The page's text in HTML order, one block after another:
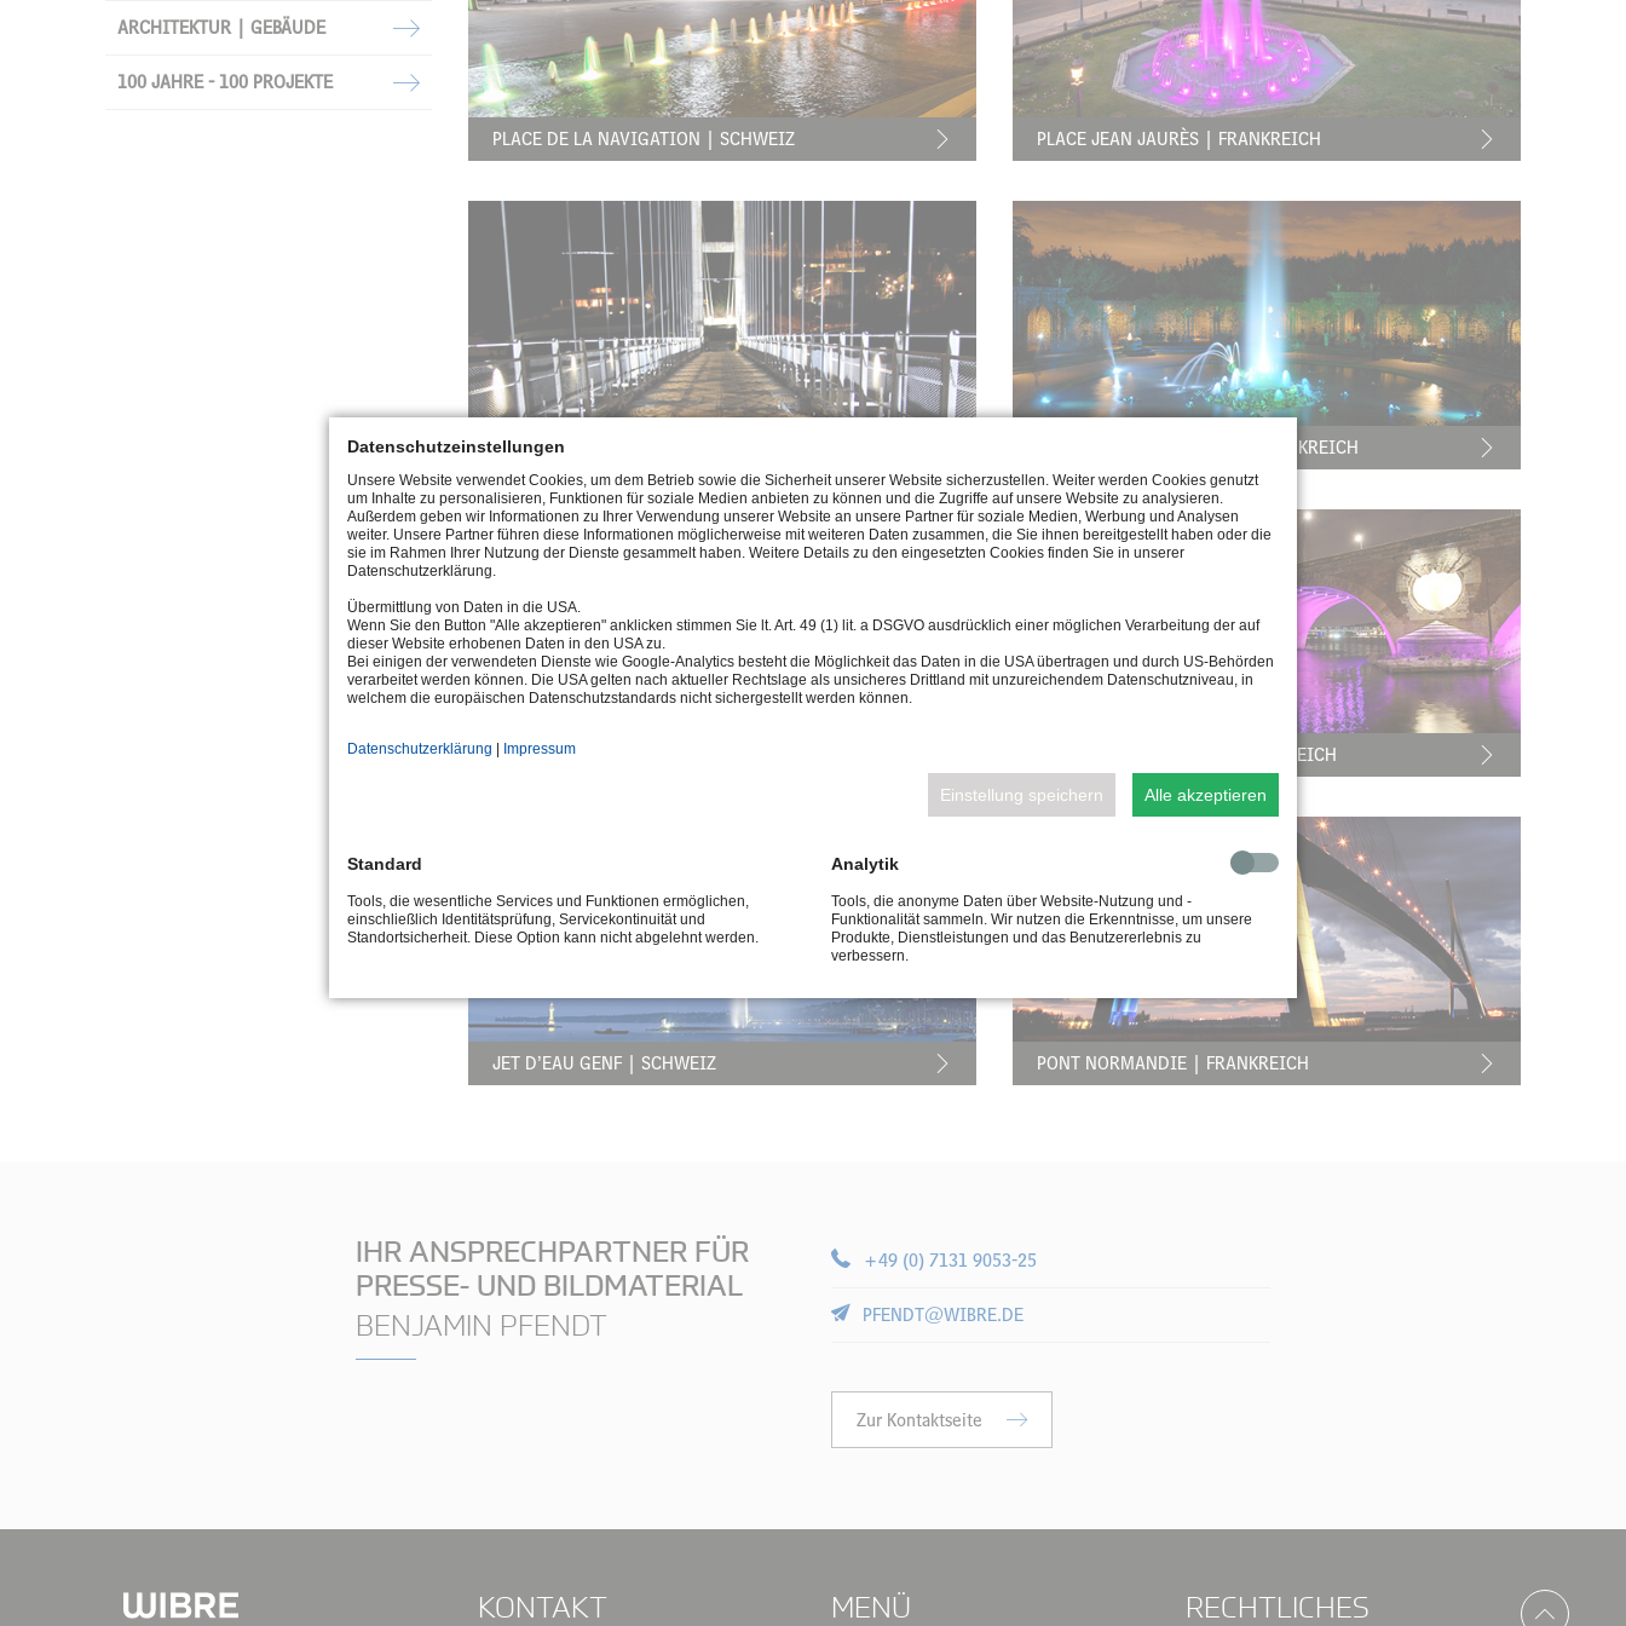
ARCHITEKTUR | GEBÄUDE
100 JAHRE - 100 PROJEKTE
PLACE DE LA NAVIGATION | SCHWEIZ PLACE JEAN JAURÈS | FRANKREICH
RANAFOSS BRIDGE | NORWEGEN CHATEAU DE VERSAILLES | FRANKREICH
PLAZA BOLIVAR MARACAY | VENEZUELA PONT NEUF TOULOUSE | FRANKREICH
JET D’EAU GENF | SCHWEIZ PONT NORMANDIE | FRANKREICH
IHR ANSPRECHPARTNER FÜR
PRESSE- UND BILDMATERIAL
BENJAMIN PFENDT
+49 (0) 7131 9053-25
PFENDT@WIBRE.DE
Zur Kontaktseite
KONTAKT MENÜ RECHTLICHES
Datenschutzeinstellungen
Unsere Website verwendet Cookies, um dem Betrieb sowie die Sicherheit unserer Website sicherzustellen. Weiter werden Cookies genutzt
um Inhalte zu personalisieren, Funktionen für soziale Medien anbieten zu können und die Zugriffe auf unsere Website zu analysieren.
Außerdem geben wir Informationen zu Ihrer Verwendung unserer Website an unsere Partner für soziale Medien, Werbung und Analysen
weiter. Unsere Partner führen diese Informationen möglicherweise mit weiteren Daten zusammen, die Sie ihnen bereitgestellt haben oder die
sie im Rahmen Ihrer Nutzung der Dienste gesammelt haben. Weitere Details zu den eingesetzten Cookies finden Sie in unserer
Datenschutzerklärung.
Übermittlung von Daten in die USA.
Wenn Sie den Button "Alle akzeptieren" anklicken stimmen Sie lt. Art. 49 (1) lit. a DSGVO ausdrücklich einer möglichen Verarbeitung der auf
dieser Website erhobenen Daten in den USA zu.
Bei einigen der verwendeten Dienste wie Google-Analytics besteht die Möglichkeit das Daten in die USA übertragen und durch US-Behörden
verarbeitet werden können. Die USA gelten nach aktueller Rechtslage als unsicheres Drittland mit unzureichendem Datenschutzniveau, in
welchem die europäischen Datenschutzstandards nicht sichergestellt werden können.
Datenschutzerklärung | Impressum
Einstellung speichern Alle akzeptieren
Standard
Tools, die wesentliche Services und Funktionen ermöglichen,
einschließlich Identitätsprüfung, Servicekontinuität und
Standortsicherheit. Diese Option kann nicht abgelehnt werden.
Analytik
Tools, die anonyme Daten über Website-Nutzung und -
Funktionalität sammeln. Wir nutzen die Erkenntnisse, um unsere
Produkte, Dienstleistungen und das Benutzererlebnis zu
verbessern.